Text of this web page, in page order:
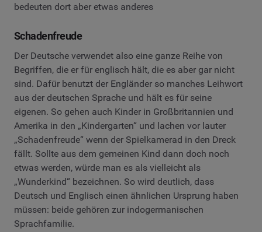
bedeuten dort aber etwas anderes
Schadenfreude
Der Deutsche verwendet also eine ganze Reihe von
Begriffen, die er für englisch hält, die es aber gar nicht
sind. Dafür benutzt der Engländer so manches Leihwort
aus der deutschen Sprache und hält es für seine
eigenen. So gehen auch Kinder in Großbritannien und
Amerika in den „Kindergarten“ und lachen vor lauter
„Schadenfreude“ wenn der Spielkamerad in den Dreck
fällt. Sollte aus dem gemeinen Kind dann doch noch
etwas werden, würde man es als vielleicht als
„Wunderkind“ bezeichnen. So wird deutlich, dass
Deutsch und Englisch einen ähnlichen Ursprung haben
müssen: beide gehören zur indogermanischen
Sprachfamilie.